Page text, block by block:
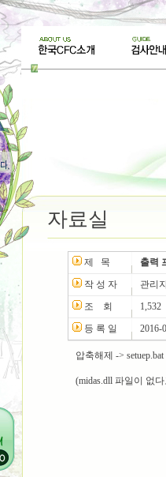
자료실
제 목
출력
작 성 자
관리
조 회
1,532
등 록 일
2016-
압축해제 ->
(midas.dll 파일이 없